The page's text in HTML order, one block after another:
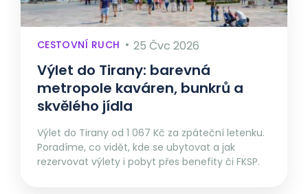
CESTOVNÍ RUCH 25 Čvc 2026
Výlet do Tirany: barevná
metropole kaváren, bunkrů a
skvělého jídla
Výlet do Tirany od 1 067 Kč za zpáteční letenku.
Poradíme, co vidět, kde se ubytovat a jak
rezervovat výlety i pobyt přes benefity či FKSP.